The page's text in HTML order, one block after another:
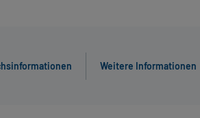
Weitere Informationen